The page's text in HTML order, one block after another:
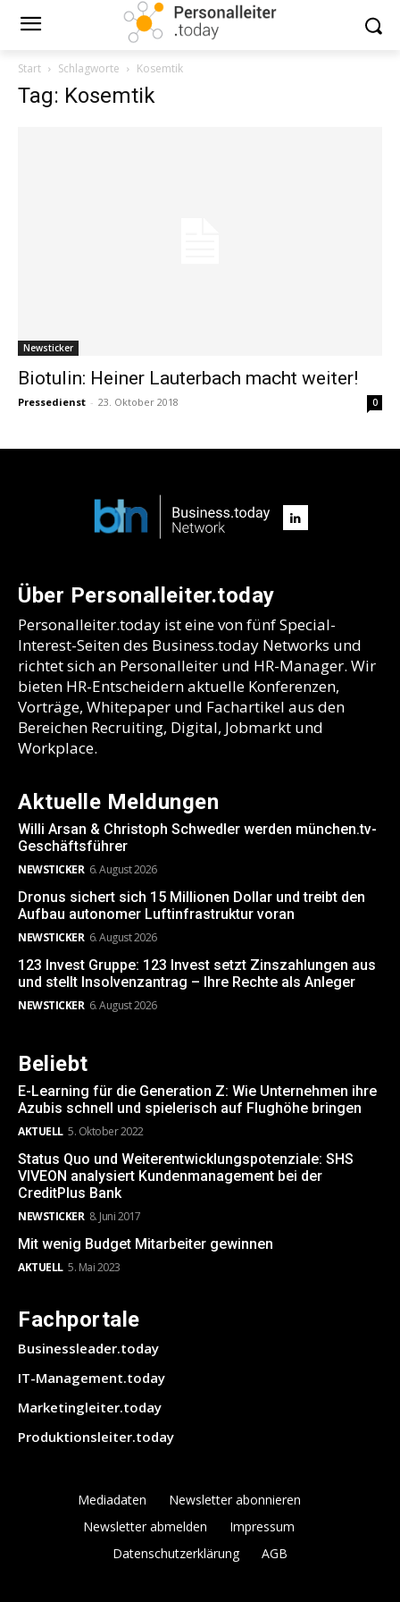
Start Schlagworte Kosemtik
Tag: Kosemtik
Newsticker
Biotulin: Heiner Lauterbach macht weiter!
Pressedienst - 23. Oktober 2018 0
Über Personalleiter.today
Personalleiter.today ist eine von fünf Special-
Interest-Seiten des Business.today Networks und
richtet sich an Personalleiter und HR-Manager. Wir
bieten HR-Entscheidern aktuelle Konferenzen,
Vorträge, Whitepaper und Fachartikel aus den
Bereichen Recruiting, Digital, Jobmarkt und
Workplace.
Aktuelle Meldungen
Willi Arsan & Christoph Schwedler werden münchen.tv-
Geschäftsführer
NEWSTICKER 6. August 2026
Dronus sichert sich 15 Millionen Dollar und treibt den
Aufbau autonomer Luftinfrastruktur voran
NEWSTICKER 6. August 2026
123 Invest Gruppe: 123 Invest setzt Zinszahlungen aus
und stellt Insolvenzantrag – Ihre Rechte als Anleger
NEWSTICKER 6. August 2026
Beliebt
E-Learning für die Generation Z: Wie Unternehmen ihre
Azubis schnell und spielerisch auf Flughöhe bringen
AKTUELL 5. Oktober 2022
Status Quo und Weiterentwicklungspotenziale: SHS
VIVEON analysiert Kundenmanagement bei der
CreditPlus Bank
NEWSTICKER 8. Juni 2017
Mit wenig Budget Mitarbeiter gewinnen
AKTUELL 5. Mai 2023
Fachportale
Businessleader.today
IT-Management.today
Marketingleiter.today
Produktionsleiter.today
Mediadaten
Newsletter abonnieren
Newsletter abmelden
Impressum
Datenschutzerklärung
AGB